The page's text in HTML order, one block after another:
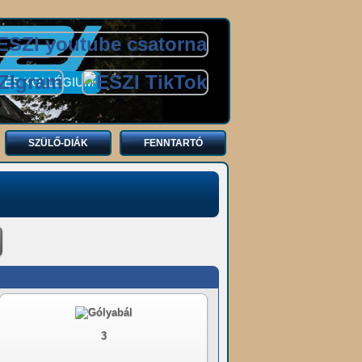
KOLLÉGIUM
SZÜLŐ-DIÁK FENNTARTÓ
3